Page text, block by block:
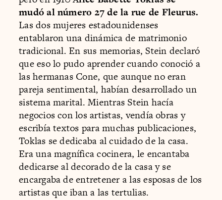
mudó al número 27 de la rue de Fleurus.
Las dos mujeres estadounidenses
entablaron una dinámica de matrimonio
tradicional. En sus memorias, Stein declaró
que eso lo pudo aprender cuando conoció a
las hermanas Cone, que aunque no eran
pareja sentimental, habían desarrollado un
sistema marital. Mientras Stein hacía
negocios con los artistas, vendía obras y
escribía textos para muchas publicaciones,
Toklas se dedicaba al cuidado de la casa.
Era una magnífica cocinera, le encantaba
dedicarse al decorado de la casa y se
encargaba de entretener a las esposas de los
artistas que iban a las tertulias.